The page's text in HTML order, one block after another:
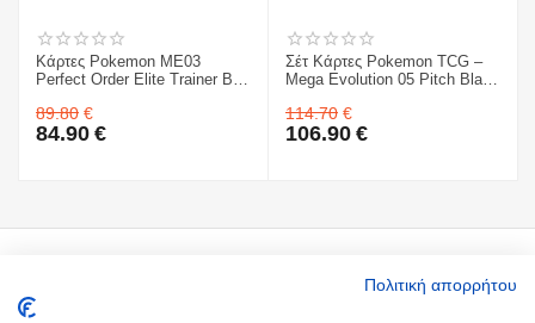
Κάρτες Pokemon ME03
Perfect Order Elite Trainer Box
Black - Sleeved Booster 1
ΤΜΧ.
89.80 €
84.90 €
Σέτ Κάρτες Pokemon TCG –
Mega Evolution 05 Pitch Black
Κάρτες Pokemon TCG – Mega
Evolution 05 Pitch Black - 3-
114.70 €
106.90 €
Πολιτική απορρήτου